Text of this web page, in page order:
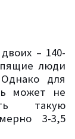
– 140-
люди
для
может не
такую
3-3,5